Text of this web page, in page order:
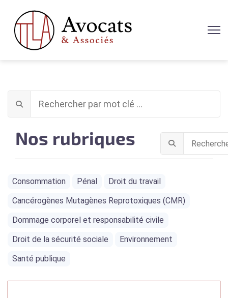
Nos rubriques
Consommation Pénal
Droit du travail
Cancérogènes Mutagènes Reprotoxiques (CMR)
Dommage corporel et responsabilité civile
Droit de la sécurité sociale
Environnement
Santé publique